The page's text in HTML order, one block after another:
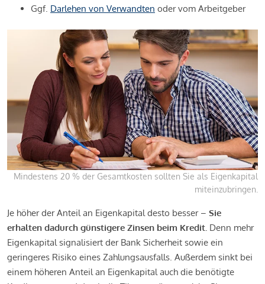
Ggf. Darlehen von Verwandten oder vom Arbeitgeber
Mindestens 20 % der Gesamtkosten sollten Sie als Eigenkapital
miteinzubringen.
Je höher der Anteil an Eigenkapital desto besser – Sie
erhalten dadurch günstigere Zinsen beim Kredit. Denn mehr
Eigenkapital signalisiert der Bank Sicherheit sowie ein
geringeres Risiko eines Zahlungsausfalls. Außerdem sinkt bei
einem höheren Anteil an Eigenkapital auch die benötigte